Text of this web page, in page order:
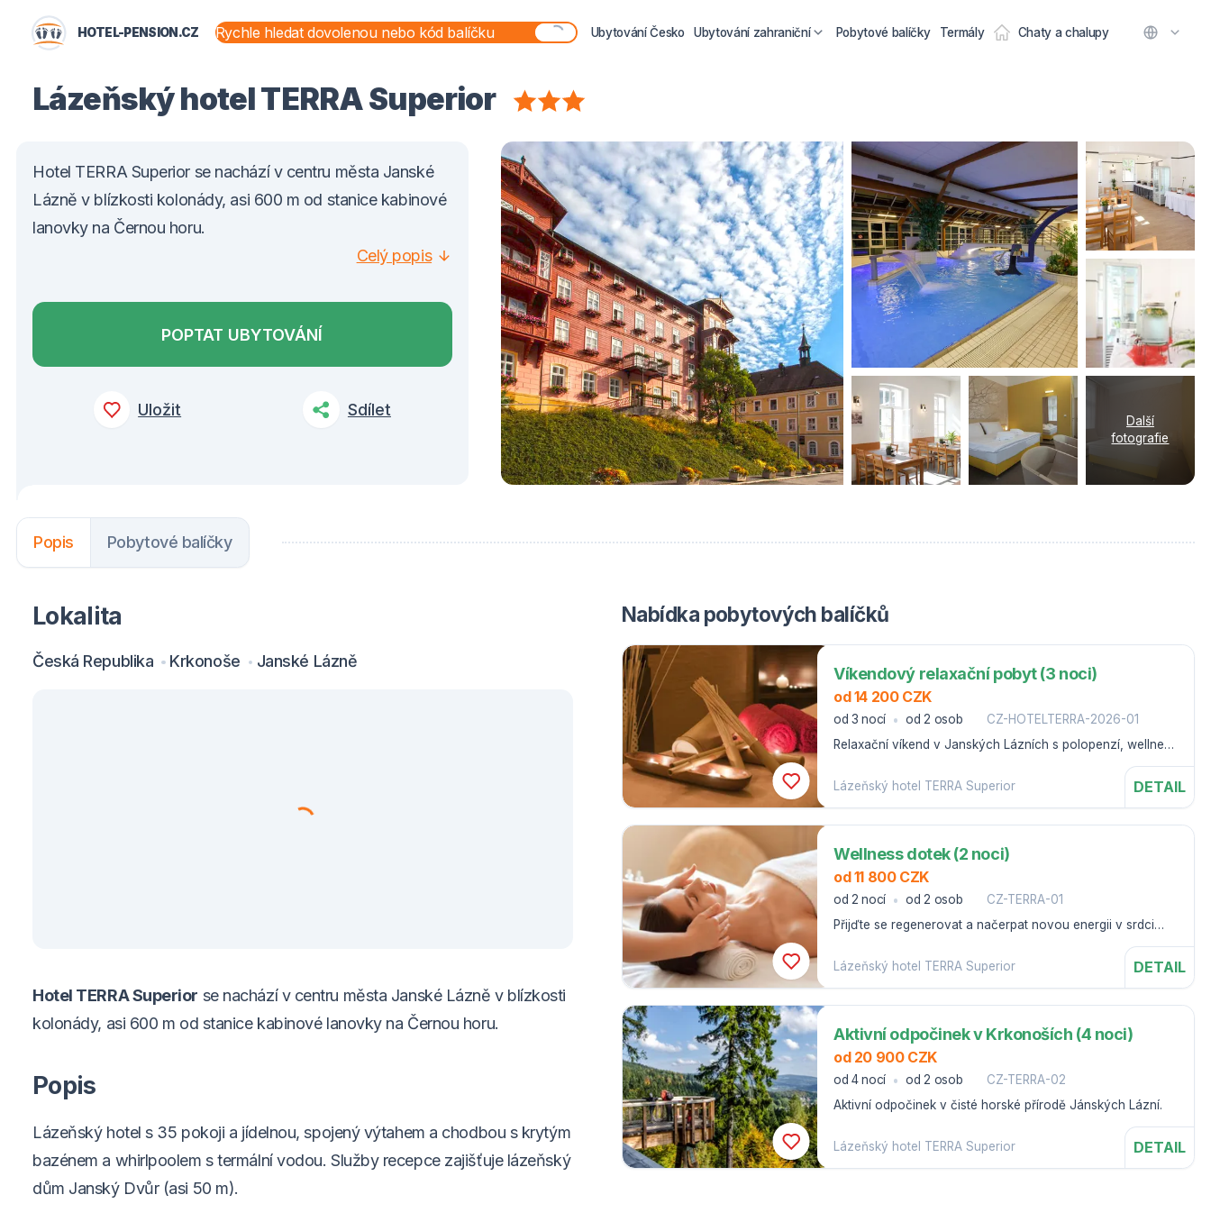
HOTEL-PENSION.CZ Ubytování Česko Ubytování zahraniční Pobytové balíčky Termály Chaty a chalupy
Lázeňský hotel TERRA Superior
Hotel TERRA Superior se nachází v centru města Janské
Lázně v blízkosti kolonády, asi 600 m od stanice kabinové
lanovky na Černou horu.
Celý popis
POPTAT UBYTOVÁNÍ
Uložit Sdílet
Další
fotografie
Popis Pobytové balíčky
Lokalita
Česká Republika Krkonoše Janské Lázně
Hotel TERRA Superior se nachází v centru města Janské Lázně v blízkosti
kolonády, asi 600 m od stanice kabinové lanovky na Černou horu.
Popis
Lázeňský hotel s 35 pokoji a jídelnou, spojený výtahem a chodbou s krytým
bazénem a whirlpoolem s termální vodou. Služby recepce zajišťuje lázeňský
dům Janský Dvůr (asi 50 m).
Nabídka pobytových balíčků
Víkendový relaxační pobyt (3 noci)
od 14 200 CZK
od 3 nocí od 2 osob
CZ-HOTELTERRA-2026-01
Relaxační víkend v Janských Lázních s polopenzí, wellness
Lázeňský hotel TERRA Superior
DETAIL
Wellness dotek (2 noci)
od 11 800 CZK
od 2 nocí od 2 osob
CZ-TERRA-01
Přijďte se regenerovat a načerpat novou energii v srdci
Lázeňský hotel TERRA Superior
DETAIL
Aktivní odpočinek v Krkonoších (4 noci)
od 20 900 CZK
od 4 nocí od 2 osob
CZ-TERRA-02
Aktivní odpočinek v čisté horské přírodě Jánských Lázní.
Lázeňský hotel TERRA Superior DETAIL